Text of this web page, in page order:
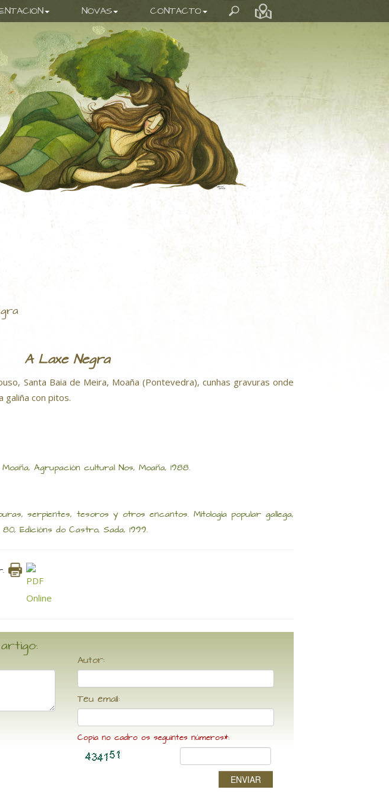
NOVAS CONTACTO
A Laxe Negra
Santa Baia de Meira, Moaña (Pontevedra), cunhas gravuras onde
galiña con pitos.
Agrupación cultural Nos, Moaña, 1988.
serpientes, tesoros y otros encantos. Mitología popular gallega,
Edicións do Castro, Sada, 1999.
Autor:
Teu email:
Copia no cadro os seguintes números*:
ENVIAR